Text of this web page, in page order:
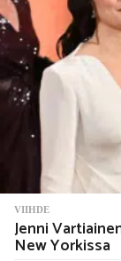
VIIHDE
Jenni
New Yorkissa